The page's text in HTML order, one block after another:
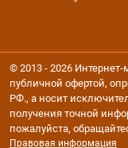
© 2013 - 2026
публичной офертой,
РФ., а носит
получения точной
пожалуйста,
Правовая информация